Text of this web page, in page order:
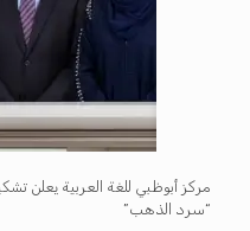
مركز أبوظبي للغة العربية يعلن
“سرد الذهب”